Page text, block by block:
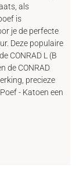
als
is
je de perfecte
Deze populaire
CONRAD L (B
de CONRAD
precieze
- Katoen een